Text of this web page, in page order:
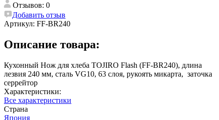
Отзывов: 0
Добавить отзыв
Артикул: FF-BR240
Описание товара:
Кухонный Нож для хлеба TOJIRO Flash (FF-BR240), длина
лезвия 240 мм, сталь VG10, 63 слоя, рукоять микарта, заточка
серрейтор
Характеристики:
Все характеристики
Страна
Япония